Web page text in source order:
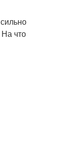
что